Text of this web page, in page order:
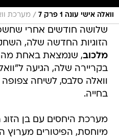
וואלה אישי עונה 1 פרק 7 / מערכת
שלושה חודשים אחרי
הזוגיות החדשה שלה,
מלכוב, שנמצאת באחת
בקריירה שלה, הגיעה
וואלה סלבס, לשיחה
בחייה.
מערכת היחסים עם בן
מיוחסת, הפיטורים מערוץ